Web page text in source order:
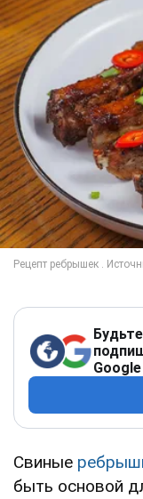
Google
Свиные
быть основой